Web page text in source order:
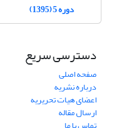
دوره 5 (1395)
دسترسی سریع
صفحه اصلی
درباره نشریه
اعضای هیات تحریریه
ارسال مقاله